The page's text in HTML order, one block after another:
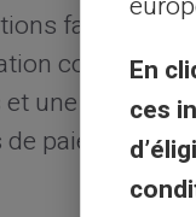
familiales;
comme la
et une
paiement et
En
ces